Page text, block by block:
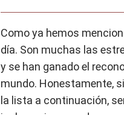
Como ya hemos
día. Son muchas las
y se han ganado el
mundo. Honestamente,
la lista a continuación,